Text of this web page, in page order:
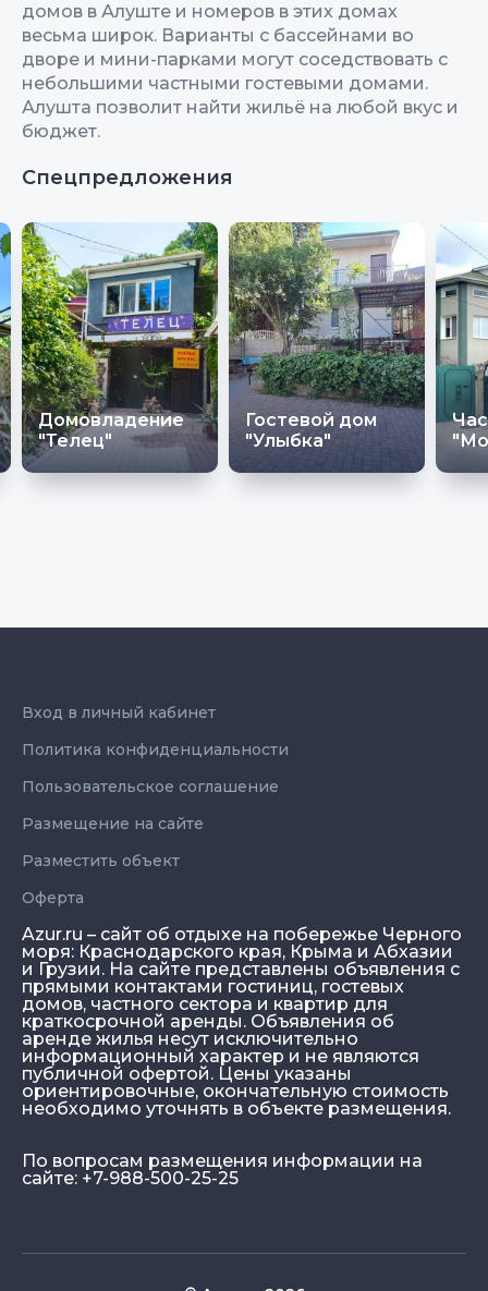
домов в Алуште и номеров в этих домах
весьма широк. Варианты с бассейнами во
дворе и мини-парками могут соседствовать с
небольшими частными гостевыми домами.
Алушта позволит найти жильё на любой вкус и
бюджет.
Спецпредложения
Домовладение
"Телец"
Гостевой дом
"Улыбка"
Azur.ru – сайт об отдыхе на побережье Черного
моря: Краснодарского края, Крыма и Абхазии
и Грузии. На сайте представлены объявления с
прямыми контактами гостиниц, гостевых
домов, частного сектора и квартир для
краткосрочной аренды. Объявления об
аренде жилья несут исключительно
информационный характер и не являются
публичной офертой. Цены указаны
ориентировочные, окончательную стоимость
необходимо уточнять в объекте размещения.
По вопросам размещения информации на
сайте: +7-988-500-25-25
Вход в личный кабинет
Политика конфиденциальности
Пользовательское соглашение
Размещение на сайте
Разместить объект
Оферта